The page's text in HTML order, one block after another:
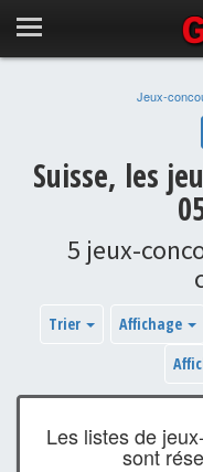
Jeux-
Suisse, les
5 jeux-
Trier Affichage
Les listes de
sont